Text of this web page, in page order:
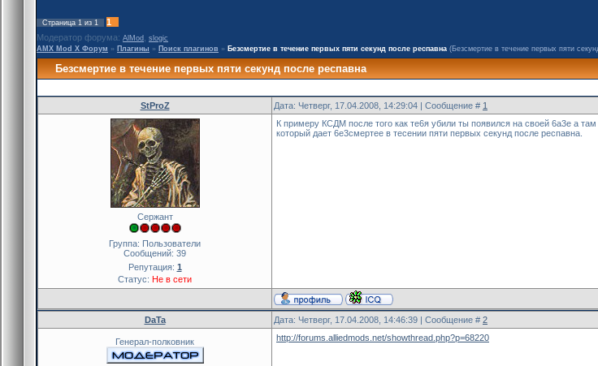
Страница 1 из 1
1
Модератор форума: AlMod
slogic
AMX Mod X Форум » Плагины » Поиск плагинов » Безсмертие в течение первых пяти секунд после респавна (Безсмертие в течение первых пяти
Безсмертие в течение первых пяти секунд после респавна
StProZ Дата: Четверг, 17.04.2008, 14:29:04 | Сообщение # 1
Сержант
Группа: Пользователи
Сообщений: 39
Репутация: 1
Статус: Не в сети
К примеру КСДМ после того как те6я убили ты появился на своей 6а3е а
который дает 6е3смертее в тесении пяти первых секунд после респавна.
DaTa Дата: Четверг, 17.04.2008, 14:46:39 | Сообщение # 2
Генерал-полковник http://forums.alliedmods.net/showthread.php?p=68220